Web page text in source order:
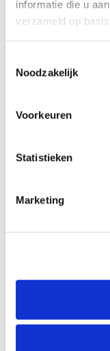
informatie die u
verzameld op
Noodzakelijk
Voorkeuren
Statistieken
Marketing
MEER INFO
Rudolf Doelasan